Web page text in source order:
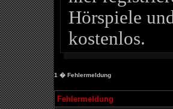
Hörspiele
kostenlos.
1 � Fehlermeldung
Fehlermeldung